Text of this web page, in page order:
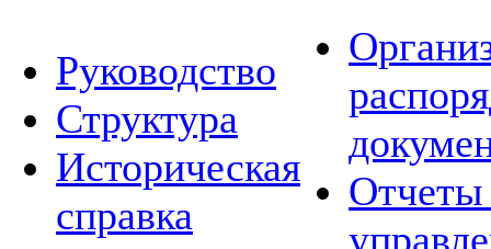
Руководство
Структура
Историческая
справка
Отчеты